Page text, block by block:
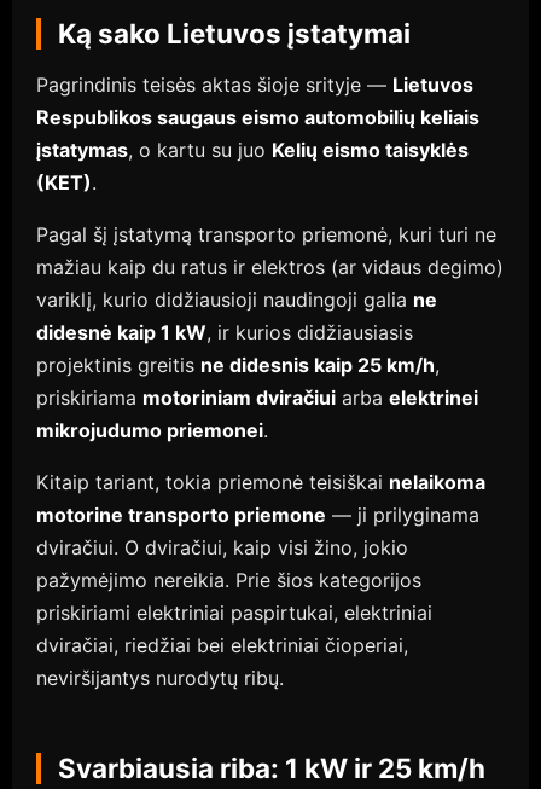
Ką sako Lietuvos įstatymai
Pagrindinis teisės aktas šioje srityje — Lietuvos
Respublikos saugaus eismo automobilių keliais
įstatymas, o kartu su juo Kelių eismo taisyklės
(KET).
Pagal šį įstatymą transporto priemonė, kuri turi ne
mažiau kaip du ratus ir elektros (ar vidaus degimo)
variklį, kurio didžiausioji naudingoji galia ne
didesnė kaip 1 kW, ir kurios didžiausiasis
projektinis greitis ne didesnis kaip 25 km/h,
priskiriama motoriniam dviračiui arba elektrinei
mikrojudumo priemonei.
Kitaip tariant, tokia priemonė teisiškai nelaikoma
motorine transporto priemone — ji prilyginama
dviračiui. O dviračiui, kaip visi žino, jokio
pažymėjimo nereikia. Prie šios kategorijos
priskiriami elektriniai paspirtukai, elektriniai
dviračiai, riedžiai bei elektriniai čioperiai,
neviršijantys nurodytų ribų.
Svarbiausia riba: 1 kW ir 25 km/h